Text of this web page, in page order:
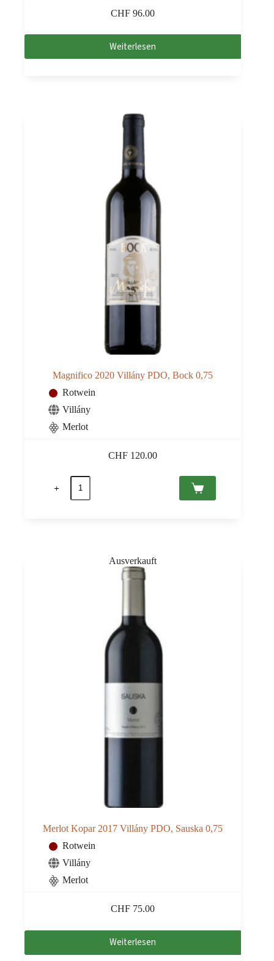
CHF 96.00
Weiterlesen
Magnifico 2020 Villány PDO, Bock 0,75
Rotwein
Villány
Merlot
CHF 120.00
Magnifico
2020
Villány
Merlot Kopar 2017 Villány PDO, Sauska 0,75
Rotwein
Villány
Merlot
CHF 75.00
Weiterlesen